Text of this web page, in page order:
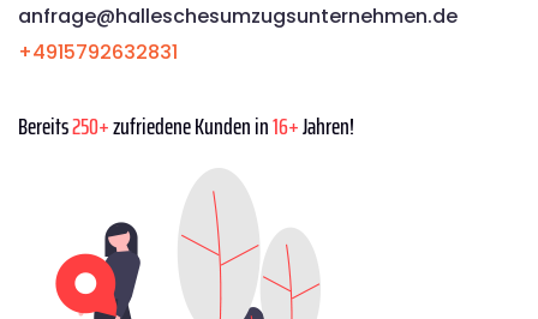
anfrage@halleschesumzugsunternehmen.de
+4915792632831
Bereits250+zufriedene Kunden in16+Jahren!